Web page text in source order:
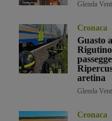
Glenda
Cronaca
Guasto
aretina
Glenda
Cronaca